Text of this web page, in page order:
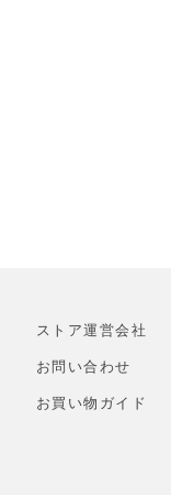
ストア運営会社
お問い合わせ
お買い物ガイド